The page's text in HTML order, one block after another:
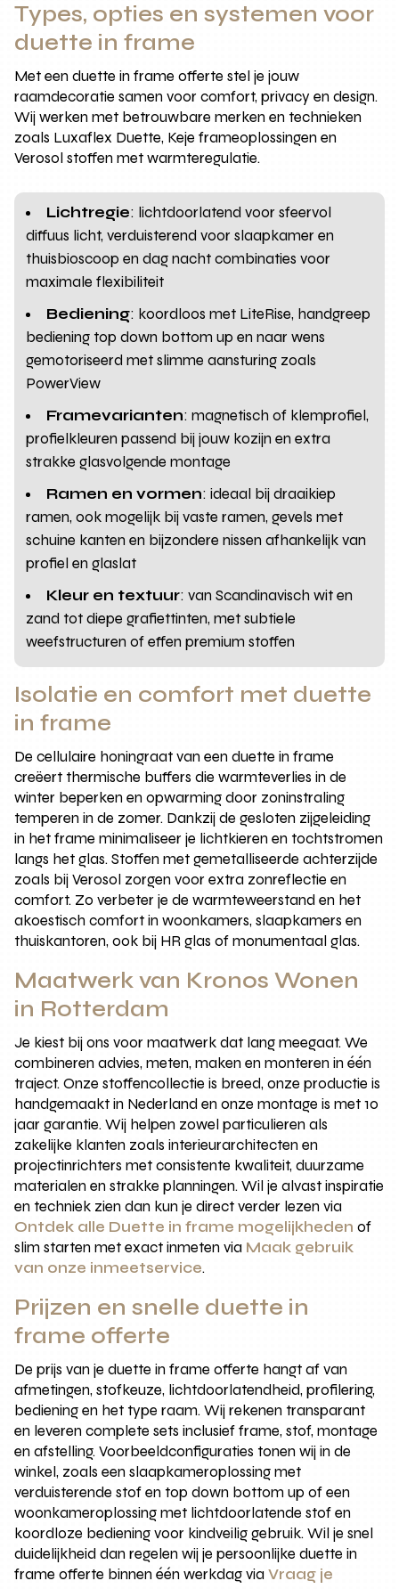
Types, opties en systemen voor
duette in frame
Met een duette in frame offerte stel je jouw
raamdecoratie samen voor comfort, privacy en design.
Wij werken met betrouwbare merken en technieken
zoals Luxaflex Duette, Keje frameoplossingen en
Verosol stoffen met warmteregulatie.
Lichtregie: lichtdoorlatend voor sfeervol
diffuus licht, verduisterend voor slaapkamer en
thuisbioscoop en dag nacht combinaties voor
maximale flexibiliteit
Bediening: koordloos met LiteRise, handgreep
bediening top down bottom up en naar wens
gemotoriseerd met slimme aansturing zoals
PowerView
Framevarianten: magnetisch of klemprofiel,
profielkleuren passend bij jouw kozijn en extra
strakke glasvolgende montage
Ramen en vormen: ideaal bij draaikiep
ramen, ook mogelijk bij vaste ramen, gevels met
schuine kanten en bijzondere nissen afhankelijk van
profiel en glaslat
Kleur en textuur: van Scandinavisch wit en
zand tot diepe grafiettinten, met subtiele
weefstructuren of effen premium stoffen
Isolatie en comfort met duette
in frame
De cellulaire honingraat van een duette in frame
creëert thermische buffers die warmteverlies in de
winter beperken en opwarming door zoninstraling
temperen in de zomer. Dankzij de gesloten zijgeleiding
in het frame minimaliseer je lichtkieren en tochtstromen
langs het glas. Stoffen met gemetalliseerde achterzijde
zoals bij Verosol zorgen voor extra zonreflectie en
comfort. Zo verbeter je de warmteweerstand en het
akoestisch comfort in woonkamers, slaapkamers en
thuiskantoren, ook bij HR glas of monumentaal glas.
Maatwerk van Kronos Wonen
in Rotterdam
Je kiest bij ons voor maatwerk dat lang meegaat. We
combineren advies, meten, maken en monteren in één
traject. Onze stoffencollectie is breed, onze productie is
handgemaakt in Nederland en onze montage is met 10
jaar garantie. Wij helpen zowel particulieren als
zakelijke klanten zoals interieurarchitecten en
projectinrichters met consistente kwaliteit, duurzame
materialen en strakke planningen. Wil je alvast inspiratie
en techniek zien dan kun je direct verder lezen via
Ontdek alle Duette in frame mogelijkheden of
slim starten met exact inmeten via Maak gebruik
van onze inmeetservice.
Prijzen en snelle duette in
frame offerte
De prijs van je duette in frame offerte hangt af van
afmetingen, stofkeuze, lichtdoorlatendheid, profilering,
bediening en het type raam. Wij rekenen transparant
en leveren complete sets inclusief frame, stof, montage
en afstelling. Voorbeeldconfiguraties tonen wij in de
winkel, zoals een slaapkameroplossing met
verduisterende stof en top down bottom up of een
woonkameroplossing met lichtdoorlatende stof en
koordloze bediening voor kindveilig gebruik. Wil je snel
duidelijkheid dan regelen wij je persoonlijke duette in
frame offerte binnen één werkdag viaVraag je